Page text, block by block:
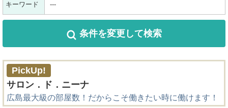
キーワード ---
条件を変更して検索
PickUp!
サロン．ド．ニーナ
広島最大級の部屋数！だからこそ働きたい時に働けます！